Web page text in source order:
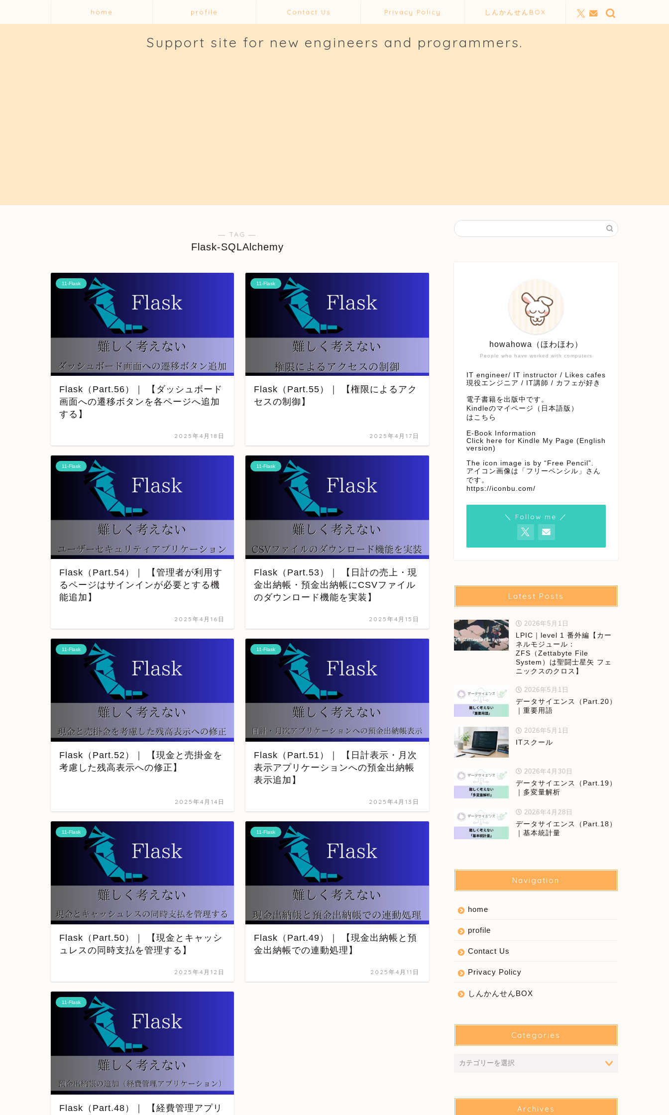
home profile Contact Us Privacy Policy しんかんせんBOX
Support site for new engineers and programmers.
― TAG ―
Flask-SQLAlchemy
11-Flask
Flask（Part.56）｜ 【ダッシュボード
画面への遷移ボタンを各ページへ追加
する】
2025年4月18日
11-Flask
Flask（Part.55）｜ 【権限によるアク
セスの制御】
2025年4月17日
11-Flask
Flask（Part.54）｜ 【管理者が利用す
るページはサインインが必要とする機
能追加】
2025年4月16日
11-Flask
Flask（Part.53）｜ 【日計の売上・現
金出納帳・預金出納帳にCSVファイル
のダウンロード機能を実装】
2025年4月15日
11-Flask
Flask（Part.52）｜ 【現金と売掛金を
考慮した残高表示への修正】
2025年4月14日
11-Flask
Flask（Part.51）｜ 【日計表示・月次
表示アプリケーションへの預金出納帳
表示追加】
2025年4月13日
11-Flask
Flask（Part.50）｜ 【現金とキャッシ
ュレスの同時支払を管理する】
2025年4月12日
11-Flask
Flask（Part.49）｜ 【現金出納帳と預
金出納帳での連動処理】
2025年4月11日
11-Flask
Flask（Part.48）｜ 【経費管理アプリ
People who have worked with computers
howahowa（ほわほわ）
IT engineer/ IT instructor / Likes cafes
現役エンジニア / IT講師 / カフェが好き
電子書籍を出版中です。
Kindleのマイページ（日本語版）
はこちら
E-Book Information
Click here for Kindle My Page (English
version)
The icon image is by “Free Pencil”.
アイコン画像は「フリーペンシル」さん
です。
https://iconbu.com/
＼ Follow me ／
Latest Posts
2026年5月1日
LPIC｜level 1 番外編【カー
ネルモジュール：
ZFS（Zettabyte File
System）は聖闘士星矢 フェ
ニックスのクロス】
2026年5月1日
データサイエンス（Part.20）
｜重要用語
2026年5月1日
ITスクール
2026年4月30日
データサイエンス（Part.19）
｜多変量解析
2026年4月28日
データサイエンス（Part.18）
｜基本統計量
Navigation
home
profile
Contact Us
Privacy Policy
しんかんせんBOX
Categories
Archives